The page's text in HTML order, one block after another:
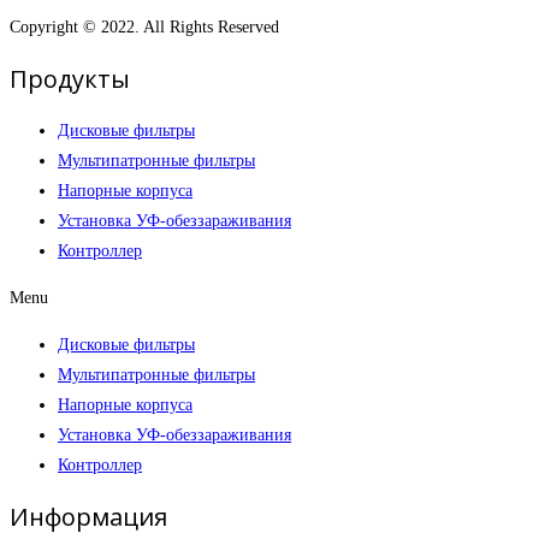
Copyright © 2022. All Rights Reserved
Продукты
Дисковые фильтры
Мультипатронные фильтры
Напорные корпуса
Установка УФ-обеззараживания
Контроллер
Menu
Дисковые фильтры
Мультипатронные фильтры
Напорные корпуса
Установка УФ-обеззараживания
Контроллер
Информация